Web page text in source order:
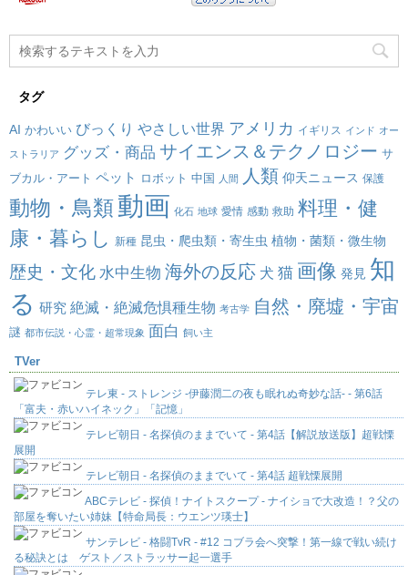
タグ
AI かわいい びっくり やさしい世界 アメリカ イギリス インド オー
ストラリア グッズ・商品 サイエンス＆テクノロジー サ
ブカル・アート ペット ロボット 中国 人間 人類 仰天ニュース 保護
動物・鳥類動画 化石 地球 愛情 感動 救助 料理・健
康・暮らし
新種 昆虫・爬虫類・寄生虫 植物・菌類・微生物
歴史・文化 水中生物 海外の反応 犬 猫 画像 発見 知
る 研究 絶滅・絶滅危惧種生物 考古学 自然・廃墟・宇宙
謎 都市伝説・心霊・超常現象 面白 飼い主
TVer
テレ東 - ストレンジ -伊藤潤二の夜も眠れぬ奇妙な話- - 第6話
「富夫・赤いハイネック」「記憶」
テレビ朝日 - 名探偵のままでいて - 第4話【解説放送版】超戦慄
展開
テレビ朝日 - 名探偵のままでいて - 第4話 超戦慄展開
ABCテレビ - 探偵！ナイトスクープ - ナイショで大改造！？父の
部屋を奪いたい姉妹【特命局長：ウエンツ瑛士】
サンテレビ - 格闘TvR - #12 コブラ会へ突撃！第一線で戦い続け
る秘訣とは ゲスト／ストラッサー起一選手